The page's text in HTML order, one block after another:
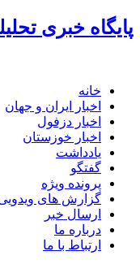
پرش
به
پایگاه خبری
خانه
اخبار ایران و جهان
اخبار دزفول
اخبار خوزستان
یادداشت
گفتگو
پرونده ویژه
گزارش های
ارسال خبر
درباره ما
ارتباط با ما